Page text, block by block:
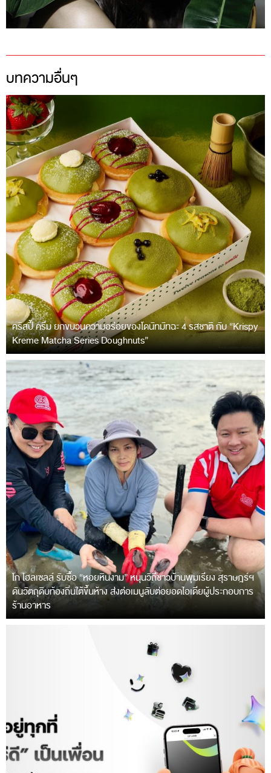
บทความอื่นๆ
คริสปี้ ครีม ยกขบวนความอร่อยของโดนัทมัทฉะ 4 รสชาติ กับ “Krispy
Kreme Matcha Series Doughnuts”
โก โฮลเซลล์ รับซื้อ “หอยหินงาม” หนุนวิถีชาวบ้านพุมเรียง สุราษฎร์ฯ
ดันวัตถุดิบท้องถิ่นใต้ขึ้นห้าง ส่งต่อเมนูลับต่อยอดไอเดียผู้ประกอบการ
ร้านอาหาร